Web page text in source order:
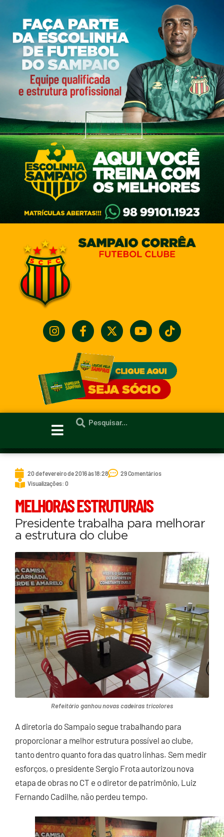
20 de fevereiro de 2016 às 18:28
29 Comentários
Visualizações: 0
MELHORAS ESTRUTURAIS
Presidente trabalha para melhorar
a estrutura do clube
Refeitório ganhou novas cadeiras tricolores
A diretoria do Sampaio segue trabalhando para
proporcionar a melhor estrutura possível ao clube,
tanto dentro quanto fora das quatro linhas. Sem medir
esforços, o presidente Sergio Frota autorizou nova
etapa de obras no CT e o diretor de patrimônio, Luiz
Fernando Cadilhe, não perdeu tempo.